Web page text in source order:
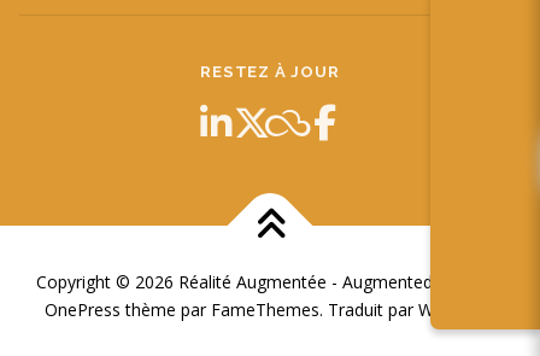
RESTEZ À JOUR
Copyright © 2026 Réalité Augmentée - Augmented Reality
OnePress thème par FameThemes. Traduit par Wp Trads.